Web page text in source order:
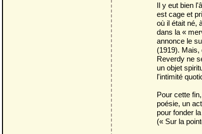
Il y eut bien
est cage et
où il était né,
dans la «
annonce le
(1919). Mais,
Reverdy ne
un objet
l'intimité
Pour cette
poésie, un
pour fonder
(« Sur la